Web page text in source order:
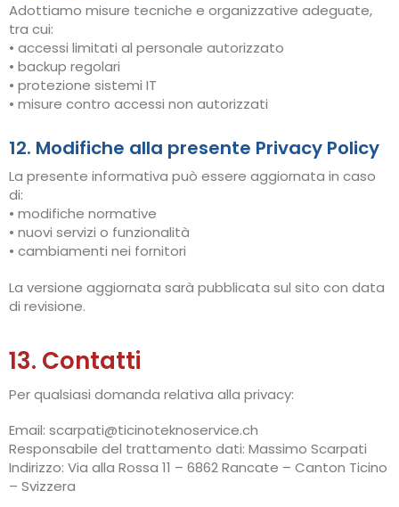
Adottiamo misure tecniche e organizzative adeguate,
tra cui:
• accessi limitati al personale autorizzato
• backup regolari
• protezione sistemi IT
• misure contro accessi non autorizzati
12. Modifiche alla presente Privacy Policy
La presente informativa può essere aggiornata in caso
di:
• modifiche normative
• nuovi servizi o funzionalità
• cambiamenti nei fornitori
La versione aggiornata sarà pubblicata sul sito con data
di revisione.
13. Contatti
Per qualsiasi domanda relativa alla privacy:
Email: scarpati@ticinoteknoservice.ch
Responsabile del trattamento dati: Massimo Scarpati
Indirizzo: Via alla Rossa 11 – 6862 Rancate – Canton Ticino
– Svizzera